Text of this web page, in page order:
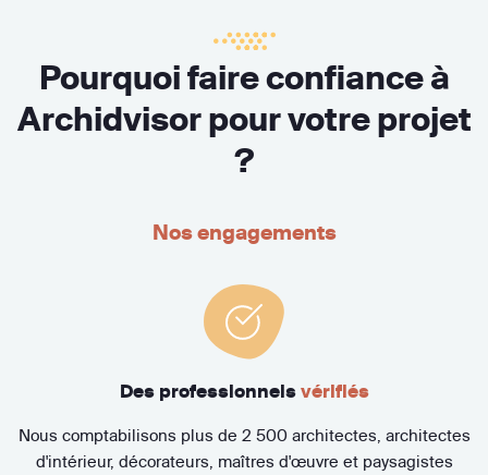
Pourquoi faire confiance à
Archidvisor pour votre projet
?
Nos engagements
Des professionnels vérifiés
Nous comptabilisons plus de 2 500 architectes, architectes
d'intérieur, décorateurs, maîtres d'œuvre et paysagistes